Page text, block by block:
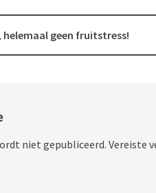
helemaal geen fruitstress!
niet gepubliceerd. Vereiste